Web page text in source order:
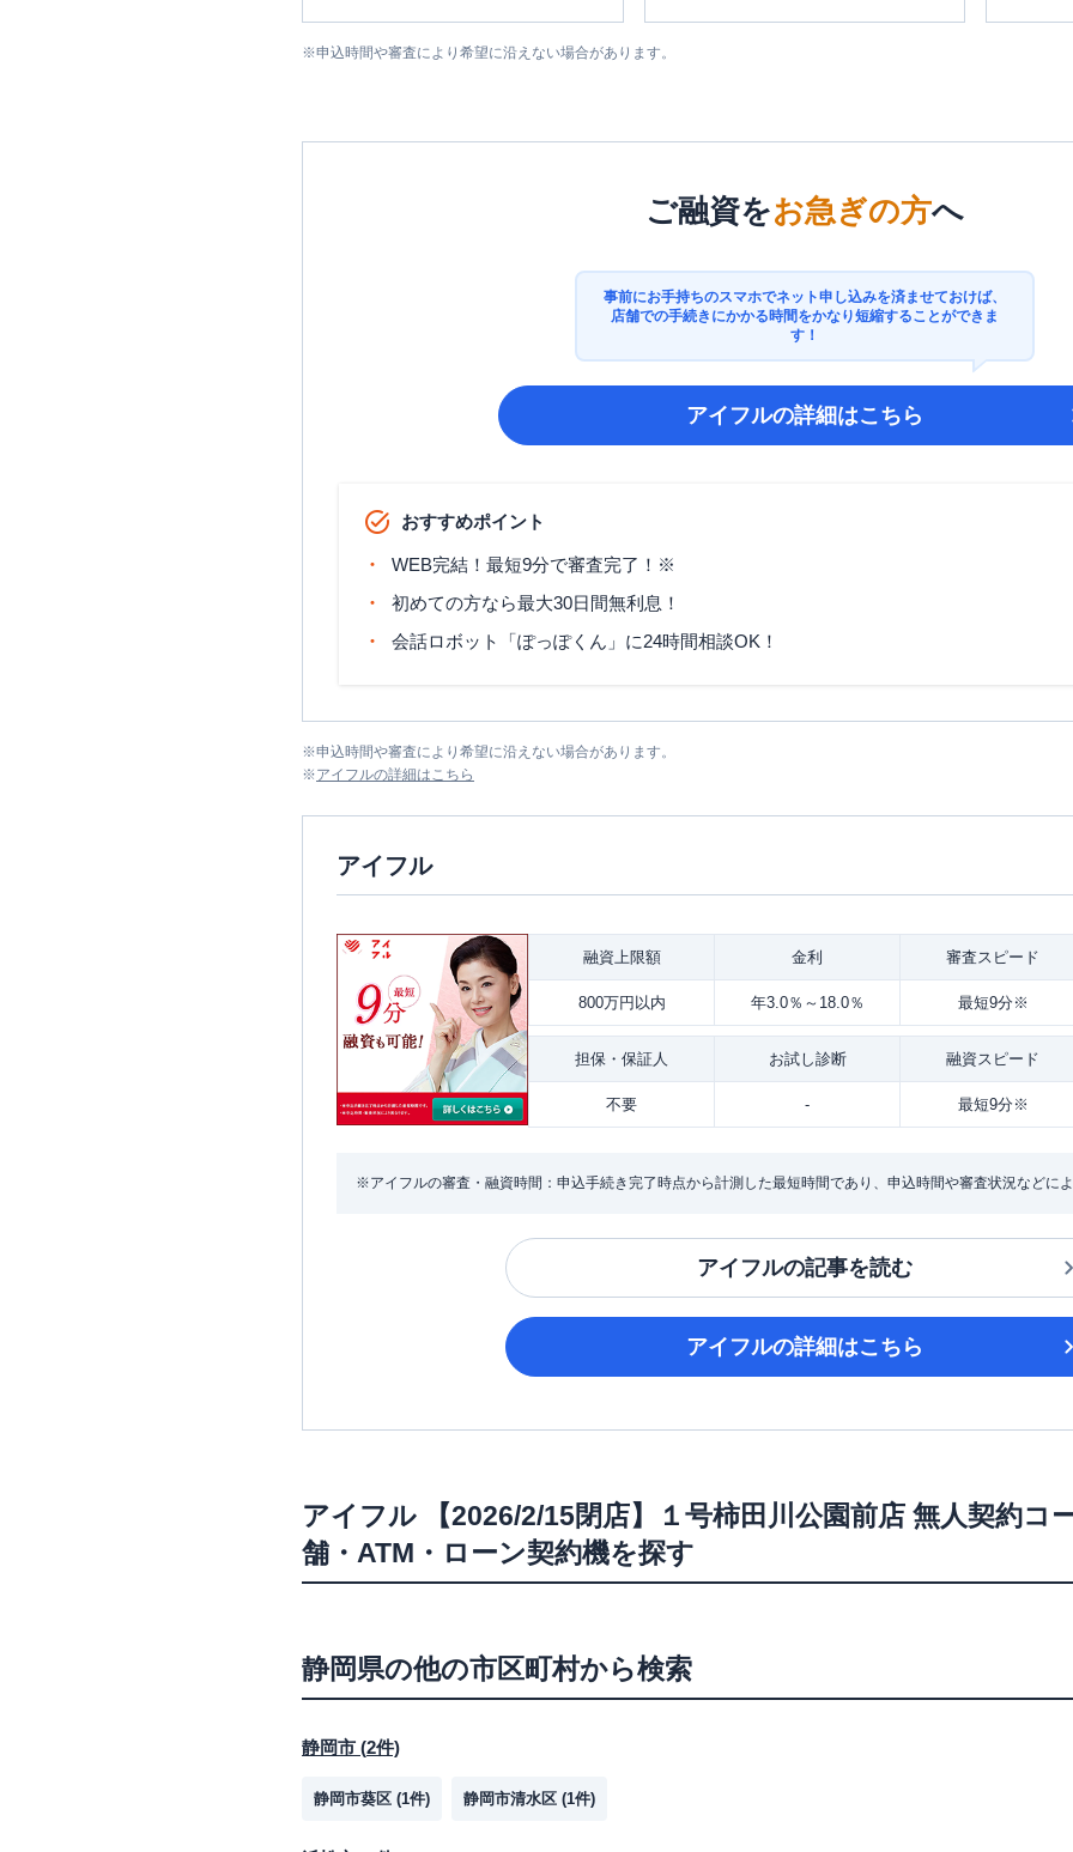
※申込時間や審査により希望に沿えない場合があります。
ご融資をお急ぎの方へ
事前にお手持ちのスマホでネット申し込みを済ませておけば、
店舗での手続きにかかる時間をかなり短縮することができま
す！
アイフルの詳細はこちら
おすすめポイント
WEB完結！最短9分で審査完了！※
初めての方なら最大30日間無利息！
会話ロボット「ぽっぽくん」に24時間相談OK！
※申込時間や審査により希望に沿えない場合があります。
※アイフルの詳細はこちら
アイフル
融資上限額 金利 審査スピード
800万円以内 年3.0％～18.0％ 最短9分※
担保・ 保証人 お試し診断 融資スピード
不要 - 最短9分※
※アイフルの審査・融資時間：申込手続き完了時点から計測した最短時間であり、申込時間や審査状況などによ
アイフルの記事を読む
アイフルの詳細はこちら
アイフル 【2026/2/15閉店】１号柿田川公園前店 無人契約コ
舗・ATM・ローン契約機を探す
静岡県の他の市区町村から検索
静岡市 (2件)
静岡市葵区 (1件) 静岡市清水区 (1件)